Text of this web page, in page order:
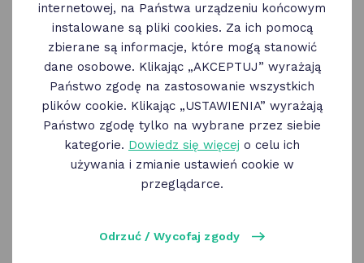
Weekend w Poznaniu: ciekawe wydarzenia
i wystawy, koncerty, spacery, spotkania
i dyskusje. Poniżej, kilka pod/odpowiedzi na
pytanie "co robić w weekend w Poznaniu".
internetowej, na Państwa urządzeniu końcowym
instalowane są pliki cookies. Za ich pomocą
zbierane są informacje, które mogą stanowić
dane osobowe. Klikając „AKCEPTUJ” wyrażają
Państwo zgodę na zastosowanie wszystkich
plików cookie. Klikając „USTAWIENIA” wyrażają
Państwo zgodę tylko na wybrane przez siebie
kategorie. Dowiedz się więcej o celu ich
używania i zmianie ustawień cookie w
przeglądarce.
Odrzuć / Wycofaj zgody